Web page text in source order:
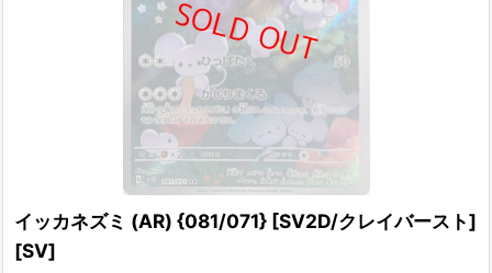
イッカネズミ (AR) {081/071} [SV2D/クレイバースト]
[SV]